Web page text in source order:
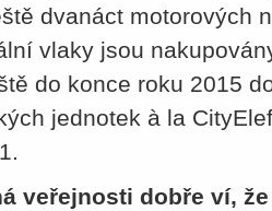
dvanáct motorových
vlaky jsou
do konce roku 2015
jednotek à la
veřejnosti dobře ví,